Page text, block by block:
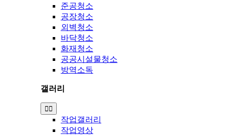
준공청소
공장청소
외벽청소
바닥청소
화재청소
공공시설물청소
방역소독
갤러리
Toggle
Navigation
작업갤러리
작업영상